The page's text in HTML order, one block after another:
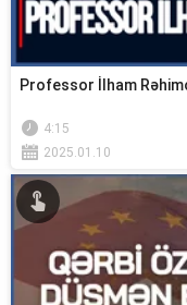
Professor İlham
4:15
2025.01.10